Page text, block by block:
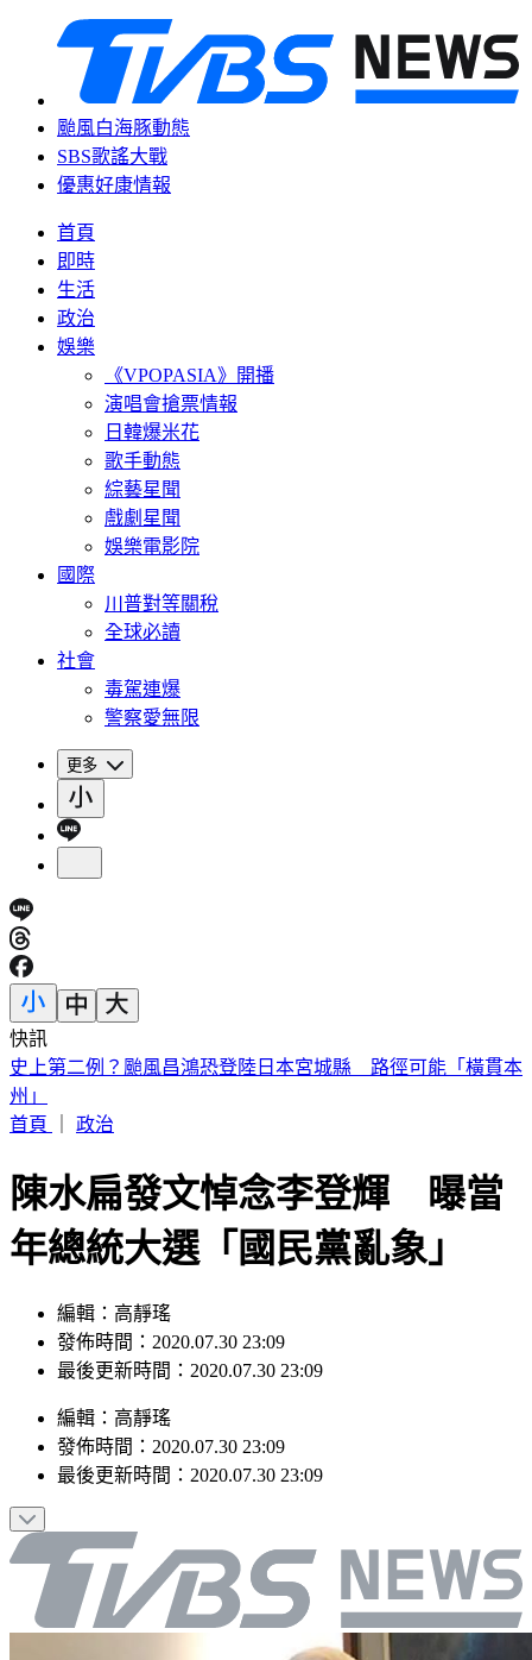
颱風白海豚動態
SBS歌謠大戰
優惠好康情報
首頁
即時
生活
政治
娛樂
《VPOPASIA》開播
演唱會搶票情報
日韓爆米花
歌手動態
綜藝星聞
戲劇星聞
娛樂電影院
國際
川普對等關稅
全球必讀
社會
毒駕連爆
警察愛無限
更多
快訊
中職／兄弟又損大將！2重砲動刀 許基宏、張志豪「整季報
銷」
首頁
政治
陳水扁發文悼念李登輝 曝當
年總統大選「國民黨亂象」
編輯：高靜瑤
發佈時間：2020.07.30 23:09
最後更新時間：2020.07.30 23:09
編輯 ： 高靜瑤
發佈時間： 2020.07.30 23:09
最後更新時間： 2020.07.30 23:09